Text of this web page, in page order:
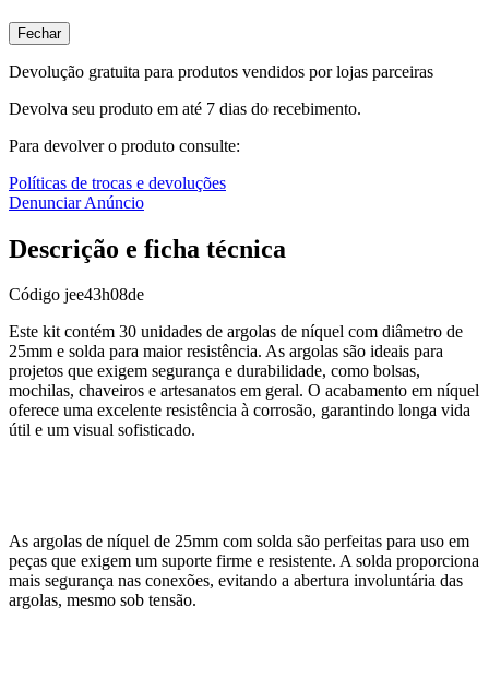
Fechar
Devolução gratuita para produtos vendidos por lojas parceiras
Devolva seu produto em até 7 dias do recebimento.
Para devolver o produto consulte:
Políticas de trocas e devoluções
Denunciar Anúncio
Descrição e ficha técnica
Código jee43h08de
Este kit contém 30 unidades de argolas de níquel com diâmetro de
25mm e solda para maior resistência. As argolas são ideais para
projetos que exigem segurança e durabilidade, como bolsas,
mochilas, chaveiros e artesanatos em geral. O acabamento em níquel
oferece uma excelente resistência à corrosão, garantindo longa vida
útil e um visual sofisticado.
As argolas de níquel de 25mm com solda são perfeitas para uso em
peças que exigem um suporte firme e resistente. A solda proporciona
mais segurança nas conexões, evitando a abertura involuntária das
argolas, mesmo sob tensão.